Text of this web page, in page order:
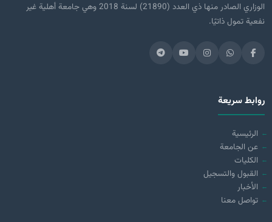
الوزاري الصادر منها ذي العدد (21890) لسنة 2018 وهي جامعة أهلية غير
نفعية تمول ذاتيًا.
روابط سريعة
الرئيسية
عن الجامعة
الكليات
القبول والتسجيل
الأخبار
تواصل معنا